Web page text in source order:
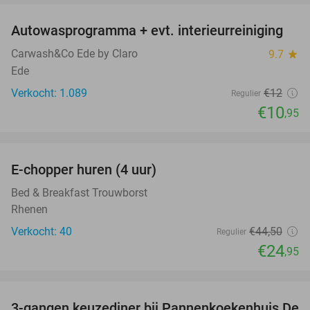
9%
Autowasprogramma + evt. interieurreiniging
Carwash&Co Ede by Claro 9.7 star
Ede
Verkocht: 1.089
Regulier €12
€10,95
E-chopper huren (4 uur)
Bed & Breakfast Trouwborst
Rhenen
Verkocht: 40
Regulier €44,50
€24,95